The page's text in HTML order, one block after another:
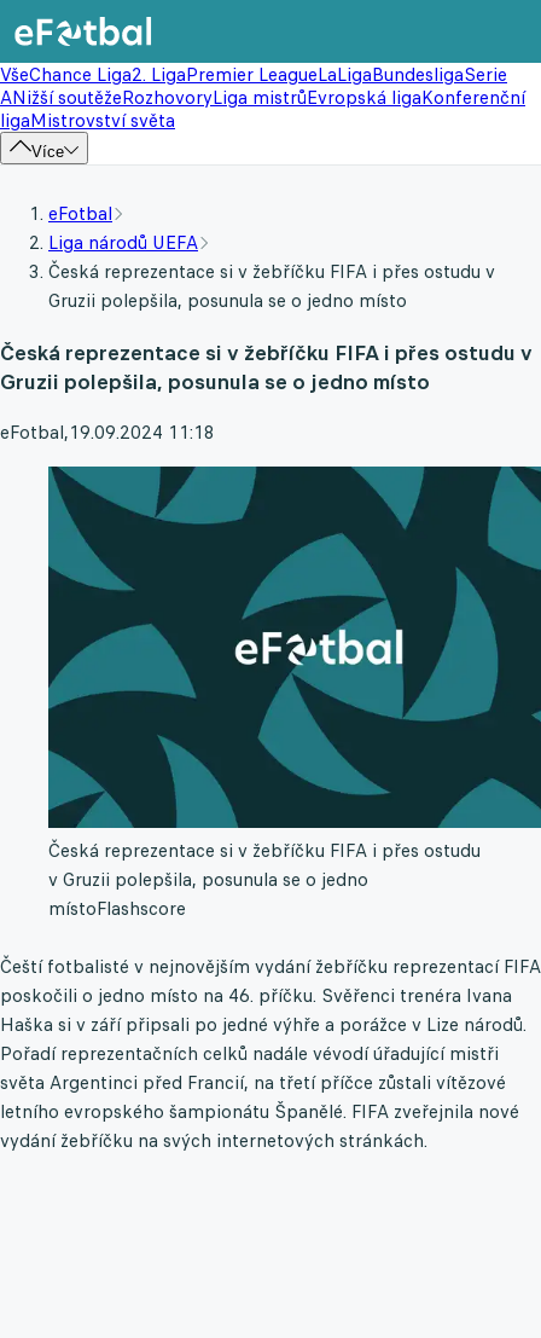
VšeChance Liga2. LigaPremier LeagueLaLigaBundesligaSerie
ANižší soutěžeRozhovoryLiga mistrůEvropská ligaKonferenční
ligaMistrovství světa
Více
eFotbal
Liga národů UEFA
Česká reprezentace si v žebříčku FIFA i přes ostudu v
Gruzii polepšila, posunula se o jedno místo
Česká reprezentace si v žebříčku FIFA i přes ostudu v
Gruzii polepšila, posunula se o jedno místo
eFotbal,19.09.2024 11:18
Česká reprezentace si v žebříčku FIFA i přes ostudu
v Gruzii polepšila, posunula se o jedno
místoFlashscore
Čeští fotbalisté v nejnovějším vydání žebříčku reprezentací FIFA
poskočili o jedno místo na 46. příčku. Svěřenci trenéra Ivana
Haška si v září připsali po jedné výhře a porážce v Lize národů.
Pořadí reprezentačních celků nadále vévodí úřadující mistři
světa Argentinci před Francií, na třetí příčce zůstali vítězové
letního evropského šampionátu Španělé. FIFA zveřejnila nové
vydání žebříčku na svých internetových stránkách.